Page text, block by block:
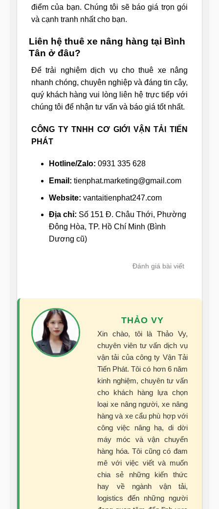
điểm của bạn. Chúng tôi sẽ báo giá trọn gói
và cạnh tranh nhất cho bạn.
Liên hệ thuê xe nâng hàng tại Bình
Tân ở đâu?
Để trải nghiệm dịch vụ cho thuê xe nâng
nhanh chóng, chuyên nghiệp và đáng tin cậy,
quý khách hàng vui lòng liên hệ trực tiếp với
chúng tôi để nhận tư vấn và báo giá tốt nhất.
CÔNG TY TNHH CƠ GIỚI VẬN TẢI TIẾN
PHÁT
Hotline/Zalo: 0931 335 628
Email: tienphat.marketing@gmail.com
Website: vantaitienphat247.com
Địa chỉ: Số 151 Đ. Châu Thới, Phường
Đông Hòa, TP. Hồ Chí Minh (Bình
Dương cũ)
Đánh giá bài viết
THẢO VY
Xin chào, tôi là Thảo Vy,
chuyên viên tư vấn dịch vụ
vận tải của công ty Vận Tải
Tiến Phát. Tôi có hơn 6 năm
kinh nghiệm, chuyên tư vấn
cho khách hàng lựa chọn
loại xe nâng người, xe nâng
hàng và xe cẩu phù hợp với
công việc nâng hạ, di dời
máy móc và vận chuyển
hàng hóa. Tôi cũng có đam
mê với việc viết và muốn
chia sẻ những kiến thức
hay về ngành vận tải,
logistics đến những người